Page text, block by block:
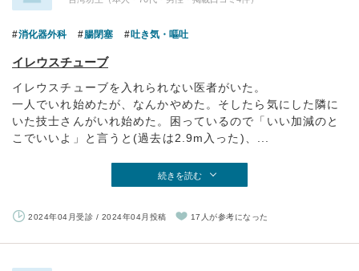
消化器外科 腸閉塞 吐き気・嘔吐
イレウスチューブ
イレウスチューブを入れられない医者がいた。
一人でいれ始めたが、なんかやめた。そしたら気にした隣に
いた技士さんがいれ始めた。困っているので「いい加減のと
こでいいよ」と言うと(過去は2.9m入った)、...
続きを読む
2024年04月受診 / 2024年04月投稿 17人が参考になった